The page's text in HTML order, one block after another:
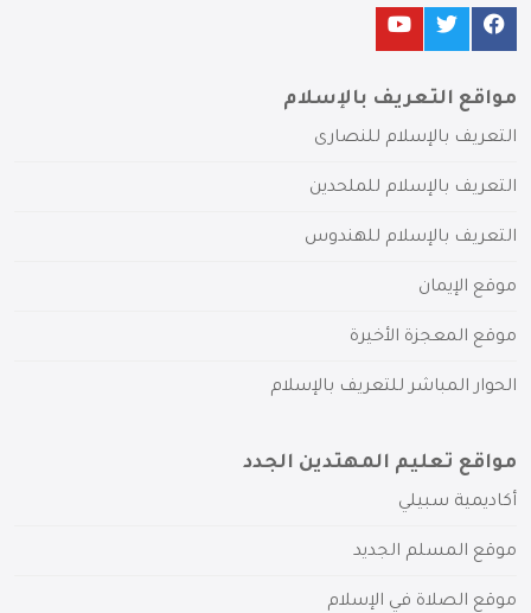
مواقع التعريف بالإسلام
التعريف بالإسلام للنصارى
التعريف بالإسلام للملحدين
التعريف بالإسلام للهندوس
موقع الإيمان
موقع المعجزة الأخيرة
الحوار المباشر للتعريف بالإسلام
مواقع تعليم المهتدين الجدد
أكاديمية سبيلي
موقع المسلم الجديد
موقع الصلاة في الإسلام